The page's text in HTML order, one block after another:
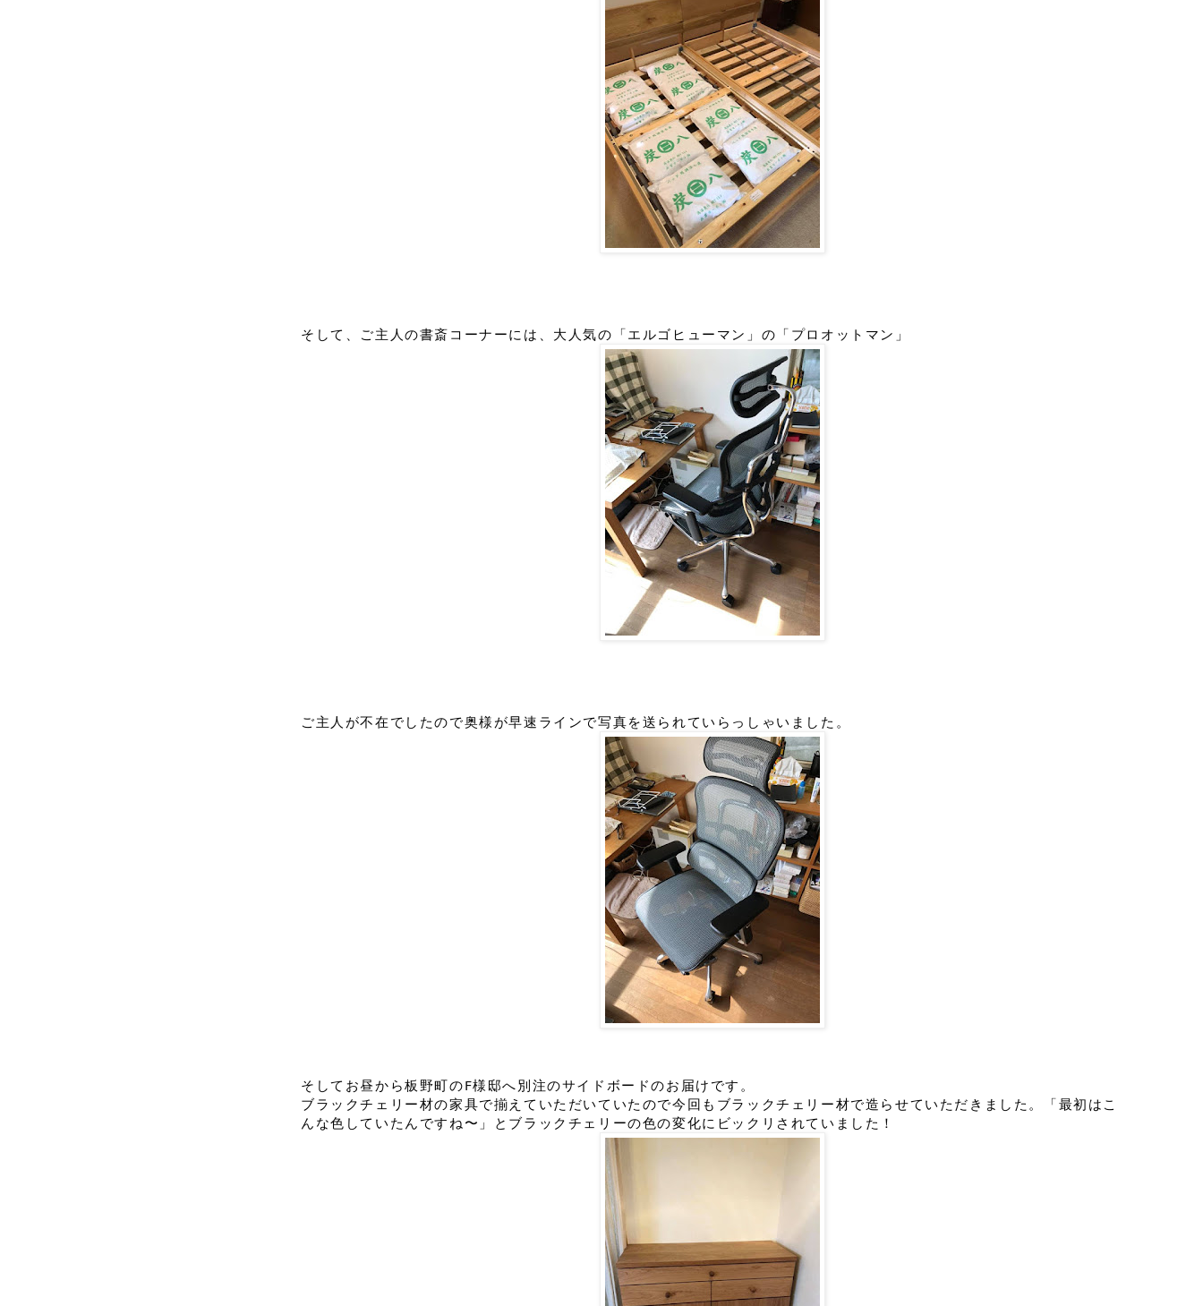
そして、ご主人の書斎コーナーには、大人気の「エルゴヒューマン」の「プロオットマン」
ご主人が不在でしたので奥様が早速ラインで写真を送られていらっしゃいました。
そしてお昼から板野町のF様邸へ別注のサイドボードのお届けです。
ブラックチェリー材の家具で揃えていただいていたので今回もブラックチェリー材で造らせていただきました。「最初はこ
んな色していたんですね〜」とブラックチェリーの色の変化にビックリされていました！